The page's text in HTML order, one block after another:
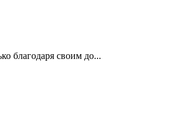
благодаря своим до...